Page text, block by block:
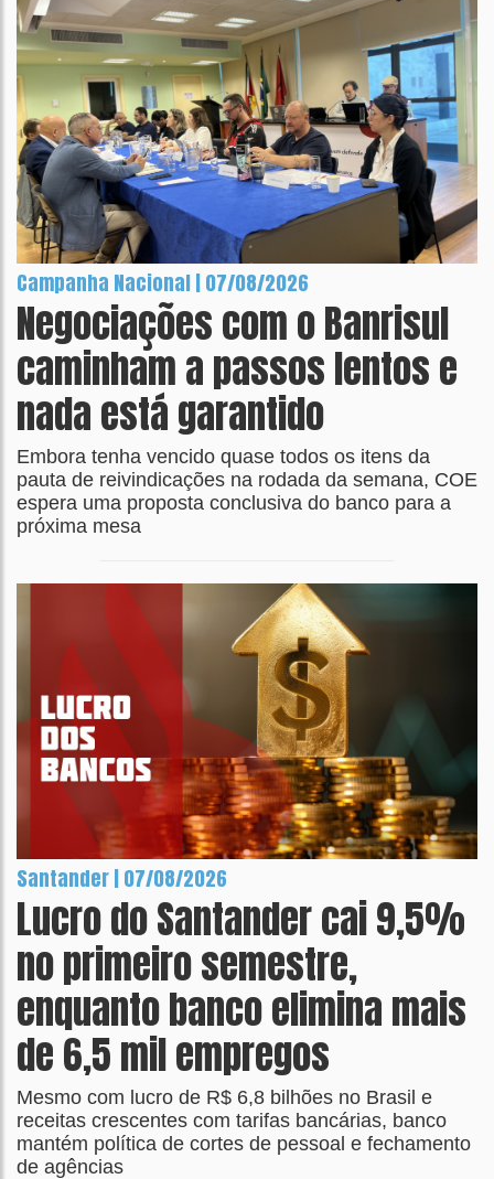
Campanha Nacional | 07/08/2026
Negociações com o Banrisul
caminham a passos lentos e
nada está garantido
Embora tenha vencido quase todos os itens da
pauta de reivindicações na rodada da semana, COE
espera uma proposta conclusiva do banco para a
próxima mesa
Santander | 07/08/2026
Lucro do Santander cai 9,5%
no primeiro semestre,
enquanto banco elimina mais
de 6,5 mil empregos
Mesmo com lucro de R$ 6,8 bilhões no Brasil e
receitas crescentes com tarifas bancárias, banco
mantém política de cortes de pessoal e fechamento
de agências